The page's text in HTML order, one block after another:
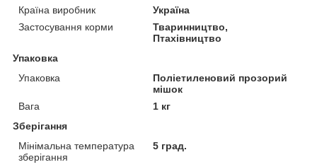
Країна виробник
Україна
Застосування корми
Тваринництво,
Птахівництво
Упаковка
Упаковка
Поліетиленовий прозорий
мішок
Вага
1 кг
Зберігання
Мінімальна температура
зберігання
5 град.